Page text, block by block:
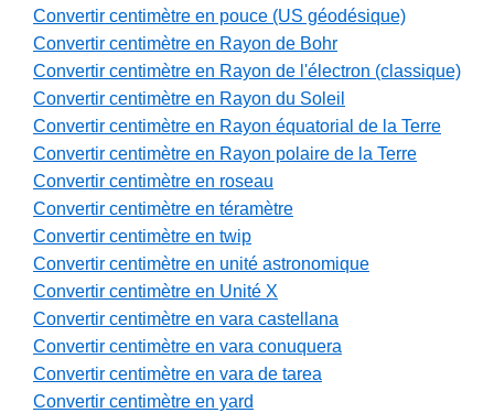
Convertir centimètre en pouce (US géodésique)
Convertir centimètre en Rayon de Bohr
Convertir centimètre en Rayon de l'électron (classique)
Convertir centimètre en Rayon du Soleil
Convertir centimètre en Rayon équatorial de la Terre
Convertir centimètre en Rayon polaire de la Terre
Convertir centimètre en roseau
Convertir centimètre en téramètre
Convertir centimètre en twip
Convertir centimètre en unité astronomique
Convertir centimètre en Unité X
Convertir centimètre en vara castellana
Convertir centimètre en vara conuquera
Convertir centimètre en vara de tarea
Convertir centimètre en yard